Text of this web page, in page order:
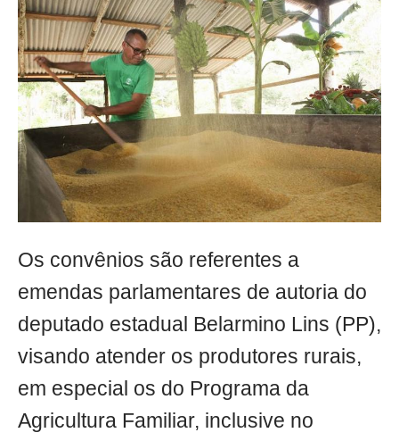
Os convênios são referentes a
emendas parlamentares de autoria do
deputado estadual Belarmino Lins (PP),
visando atender os produtores rurais,
em especial os do Programa da
Agricultura Familiar, inclusive no